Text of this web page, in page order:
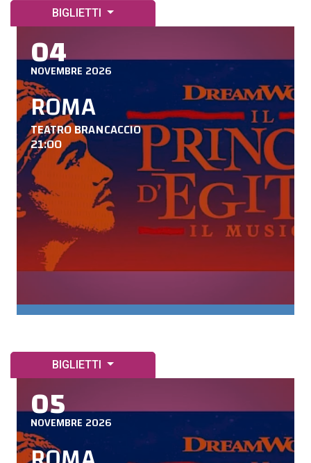
BIGLIETTI
04
NOVEMBRE 2026
ROMA
TEATRO BRANCACCIO
21:00
BIGLIETTI
05
NOVEMBRE 2026